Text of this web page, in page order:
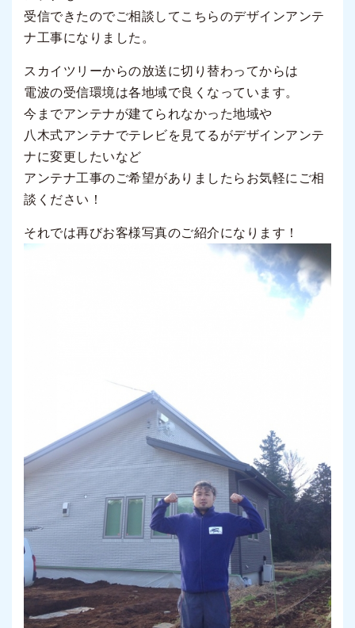
受信できたのでご相談してこちらのデザインアンテ
ナ工事になりました。
スカイツリーからの放送に切り替わってからは
電波の受信環境は各地域で良くなっています。
今までアンテナが建てられなかった地域や
八木式アンテナでテレビを見てるがデザインアンテ
ナに変更したいなど
アンテナ工事のご希望がありましたらお気軽にご相
談ください！
それでは再びお客様写真のご紹介になります！